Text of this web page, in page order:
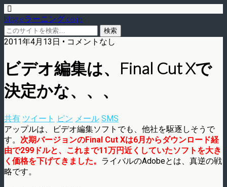
blog.eラーニング.co.jp
2011年4月13日 • コメントなし
ビデオ編集は、Final Cut Xで
決定かな、、、
共有 ツイート ピン メール SMS
アップルは、ビデオ編集ソフトでも、他社を駆逐しそうで
す。 次期バージョンのFinal Cut Xは6月からダウンロード経
由で299ドルと、これまで11万円近くしていたソフトを大き
く価格を下げてきました。 ライバルのAdobeとは、真逆の戦
略です。